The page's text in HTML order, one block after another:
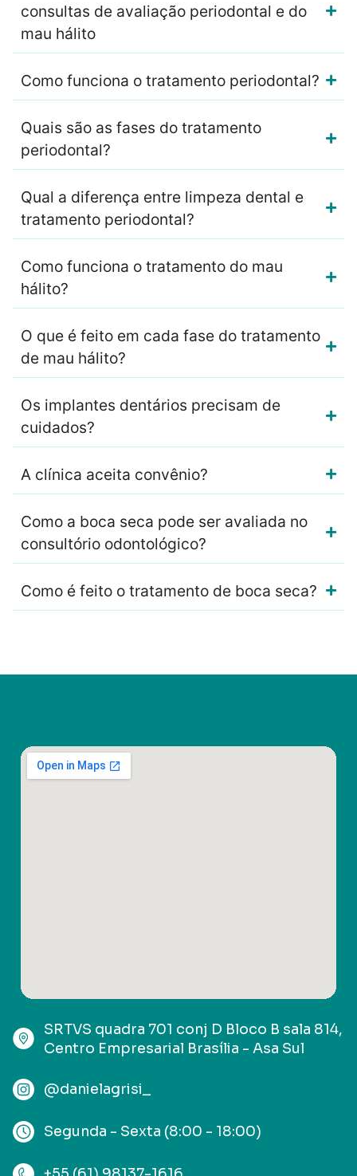
consultas de avaliação periodontal e do
mau hálito
Como funciona o tratamento periodontal?
Quais são as fases do tratamento
periodontal?
Qual a diferença entre limpeza dental e
tratamento periodontal?
Como funciona o tratamento do mau
hálito?
O que é feito em cada fase do tratamento
de mau hálito?
Os implantes dentários precisam de
cuidados?
A clínica aceita convênio?
Como a boca seca pode ser avaliada no
consultório odontológico?
Como é feito o tratamento de boca seca?
SRTVS quadra 701 conj D Bloco B sala 814,
Centro Empresarial Brasília - Asa Sul
@danielagrisi_
Segunda - Sexta (8:00 - 18:00)